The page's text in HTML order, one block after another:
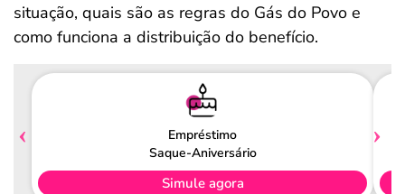
situação, quais são as regras do Gás do Povo e
como funciona a distribuição do benefício.
Empréstimo
Saque-Aniversário
Simule agora